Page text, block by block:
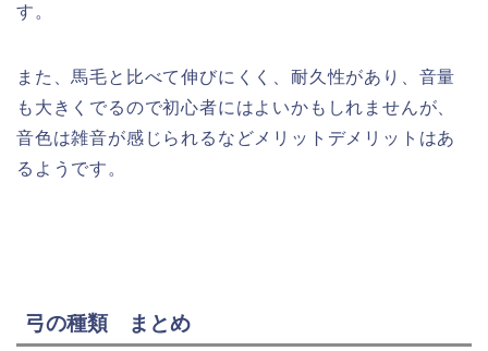
す。
また、馬毛と比べて伸びにくく、耐久性があり、音量
も大きくでるので初心者にはよいかもしれませんが、
音色は雑音が感じられるなどメリットデメリットはあ
るようです。
弓の種類 まとめ